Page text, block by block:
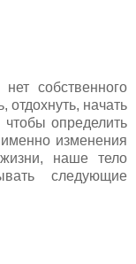
собственного
отдохнуть, начать
определить
изменения
наше тело
следующие